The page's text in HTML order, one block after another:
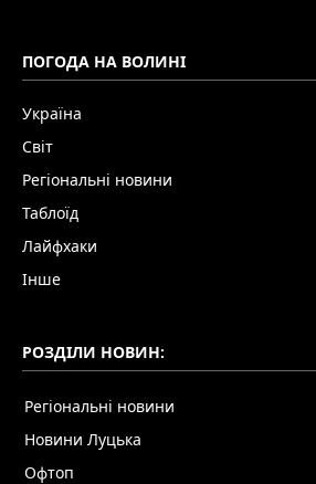
ПОГОДА НА ВОЛИНІ
Україна
Світ
Регіональні новини
Таблоїд
Лайфхаки
Інше
РОЗДІЛИ НОВИН:
Регіональні новини
Новини Луцька
Офтоп